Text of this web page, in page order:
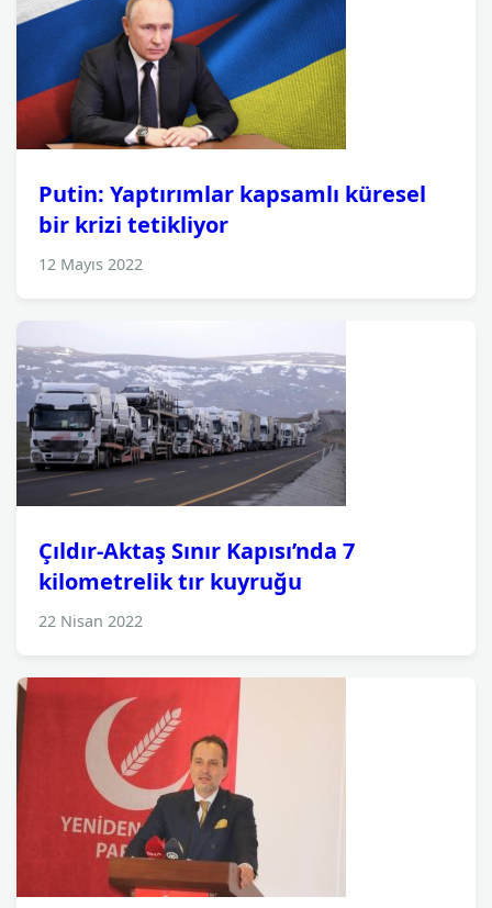
Putin: Yaptırımlar kapsamlı küresel
bir krizi tetikliyor
12 Mayıs 2022
Çıldır-Aktaş Sınır Kapısı’nda 7
kilometrelik tır kuyruğu
22 Nisan 2022